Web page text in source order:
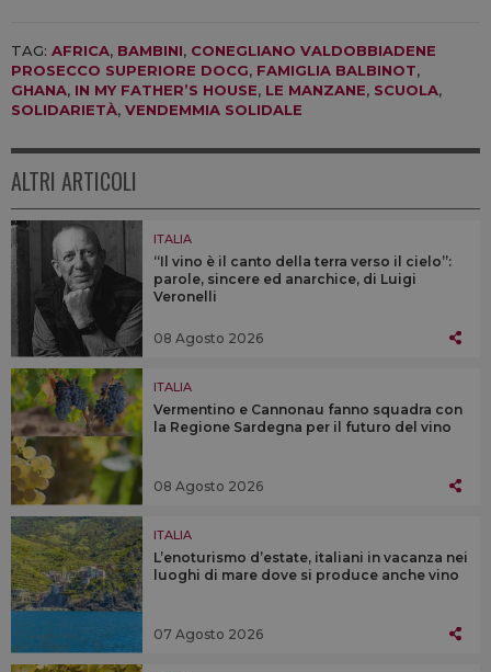
TAG: AFRICA, BAMBINI, CONEGLIANO VALDOBBIADENE
PROSECCO SUPERIORE DOCG, FAMIGLIA BALBINOT,
GHANA, IN MY FATHER’S HOUSE, LE MANZANE, SCUOLA,
SOLIDARIETÀ, VENDEMMIA SOLIDALE
ALTRI ARTICOLI
ITALIA
“Il vino è il canto della terra verso il cielo”:
parole, sincere ed anarchice, di Luigi
Veronelli
08 Agosto 2026
ITALIA
Vermentino e Cannonau fanno squadra con
la Regione Sardegna per il futuro del vino
08 Agosto 2026
ITALIA
L’enoturismo d’estate, italiani in vacanza nei
luoghi di mare dove si produce anche vino
07 Agosto 2026